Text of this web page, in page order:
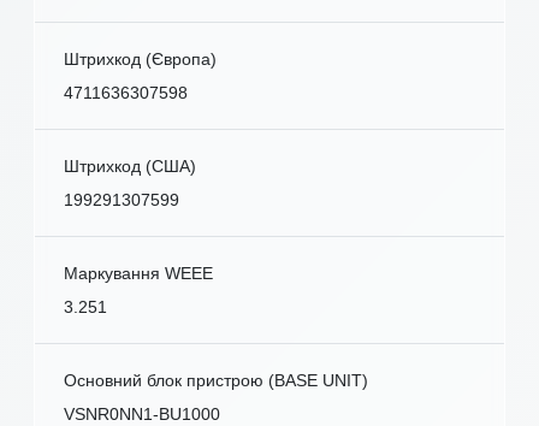
Штрихкод (Європа)
4711636307598
Штрихкод (США)
199291307599
Маркування WEEE
3.251
Основний блок пристрою (BASE UNIT)
VSNR0NN1-BU1000